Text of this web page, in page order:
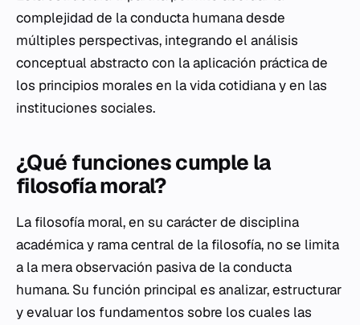
complejidad de la conducta humana desde
múltiples perspectivas, integrando el análisis
conceptual abstracto con la aplicación práctica de
los principios morales en la vida cotidiana y en las
instituciones sociales.
¿Qué funciones cumple la
filosofía moral?
La filosofía moral, en su carácter de disciplina
académica y rama central de la filosofía, no se limita
a la mera observación pasiva de la conducta
humana. Su función principal es analizar, estructurar
y evaluar los fundamentos sobre los cuales las